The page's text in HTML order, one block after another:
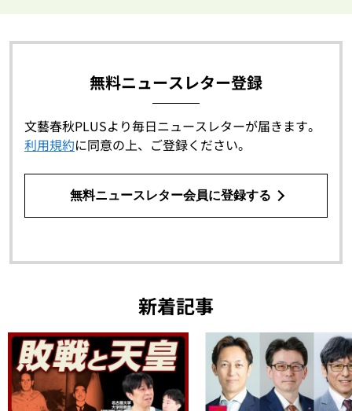
無料ニュースレター登録
文藝春秋PLUSより毎日ニュースレターが届きます。
利用規約に同意の上、ご登録ください。
無料ニュースレター会員に登録する
新着記事